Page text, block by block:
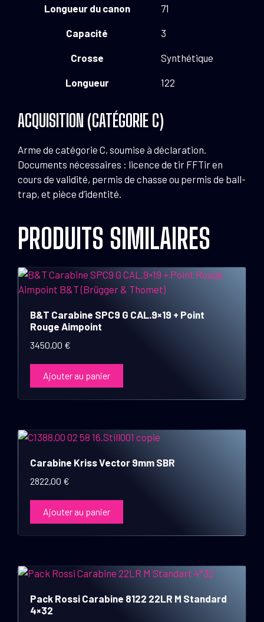
Longueur du canon 71
Capacité 3
Crosse Synthétique
Longueur 122
ACQUISITION (CATÉGORIE C)
Arme de catégorie C, soumise à déclaration.
Documents nécessaires : licence de tir FFTir en
cours de validité, permis de chasse ou permis de ball-
trap, et pièce d’identité.
PRODUITS SIMILAIRES
B&T Carabine SPC9 G CAL.9×19 + Point
Rouge Aimpoint
3450,00 €
Ajouter au panier
Carabine Kriss Vector 9mm SBR
2822,00 €
Ajouter au panier
Pack Rossi Carabine 8122 22LR M Standard
4×32